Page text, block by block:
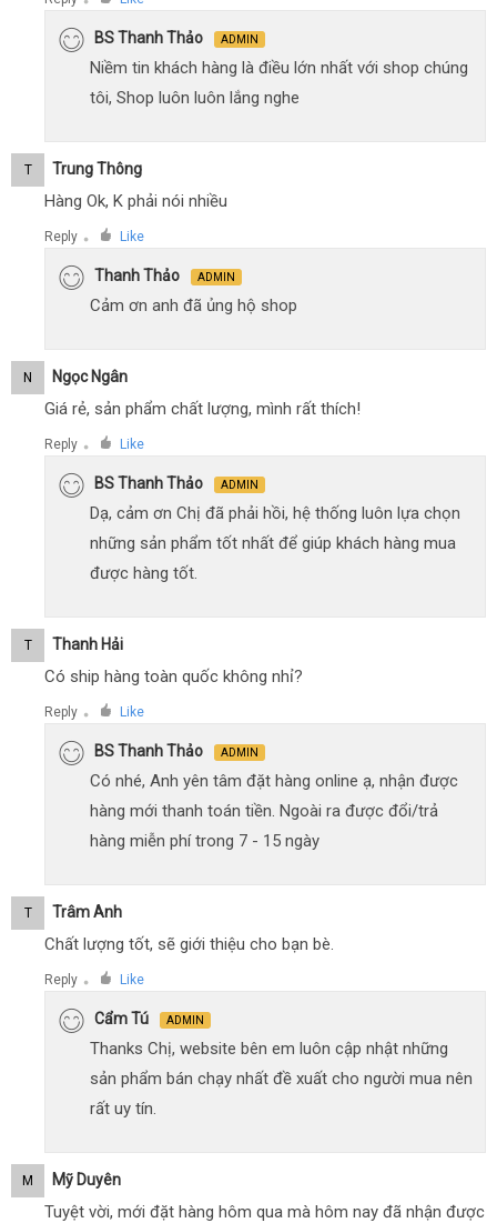
BS Thanh Thảo ADMIN
Niềm tin khách hàng là điều lớn nhất với shop chúng
tôi, Shop luôn luôn lắng nghe
T Trung Thông
Hàng Ok, K phải nói nhiều
Reply ● Like
Thanh Thảo ADMIN
Cảm ơn anh đã ủng hộ shop
N Ngọc Ngân
Giá rẻ, sản phẩm chất lượng, mình rất thích!
Reply ● Like
BS Thanh Thảo ADMIN
Dạ, cảm ơn Chị đã phải hồi, hệ thống luôn lựa chọn
những sản phẩm tốt nhất để giúp khách hàng mua
được hàng tốt.
T Thanh Hải
Có ship hàng toàn quốc không nhỉ?
Reply ● Like
BS Thanh Thảo ADMIN
Có nhé, Anh yên tâm đặt hàng online ạ, nhận được
hàng mới thanh toán tiền. Ngoài ra được đổi/trả
hàng miễn phí trong 7 - 15 ngày
T Trâm Anh
Chất lượng tốt, sẽ giới thiệu cho bạn bè.
Reply ● Like
Cẩm Tú ADMIN
Thanks Chị, website bên em luôn cập nhật những
sản phẩm bán chạy nhất đề xuất cho người mua nên
rất uy tín.
M Mỹ Duyên
Tuyệt vời, mới đặt hàng hôm qua mà hôm nay đã nhận được